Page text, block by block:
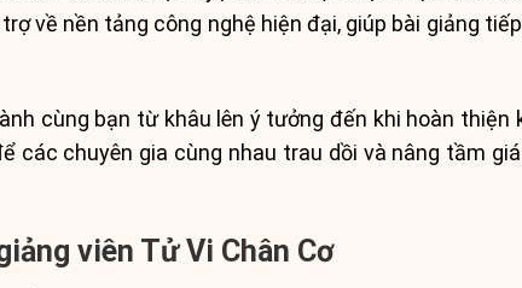
về nền tảng công nghệ hiện đại, giúp bài giảng
cùng bạn từ khâu lên ý tưởng đến khi hoàn thiện
các chuyên gia cùng nhau trau dồi và nâng tầm
viên Tử Vi Chân Cơ